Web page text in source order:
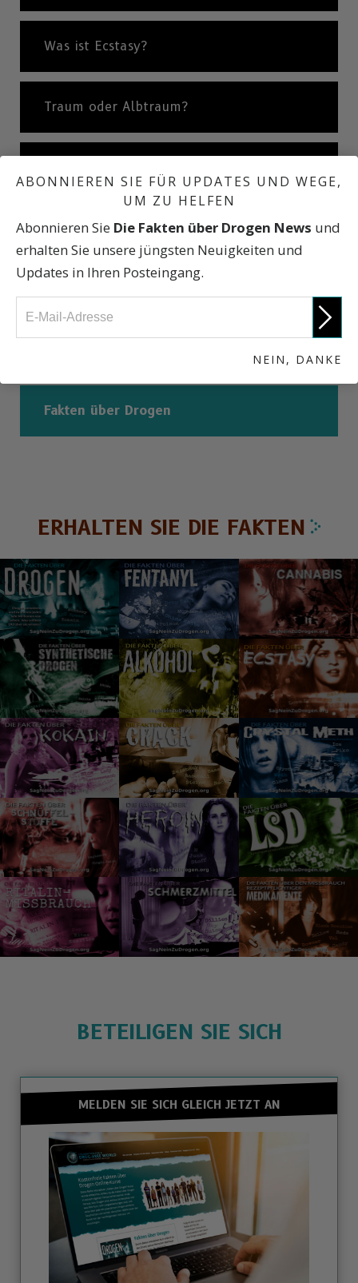
Was ist Ecstasy?
Traum oder Albtraum?
Kurz- und langfristige Wirkungen
Fakten über Drogen
ERHALTEN SIE DIE FAKTEN
BETEILIGEN SIE SICH
MELDEN SIE SICH GLEICH JETZT AN
ABONNIEREN SIE FÜR UPDATES UND WEGE,
UM ZU HELFEN
Abonnieren Sie Die Fakten über Drogen News und
erhalten Sie unsere jüngsten Neuigkeiten und
Updates in Ihren Posteingang.
NEIN, DANKE